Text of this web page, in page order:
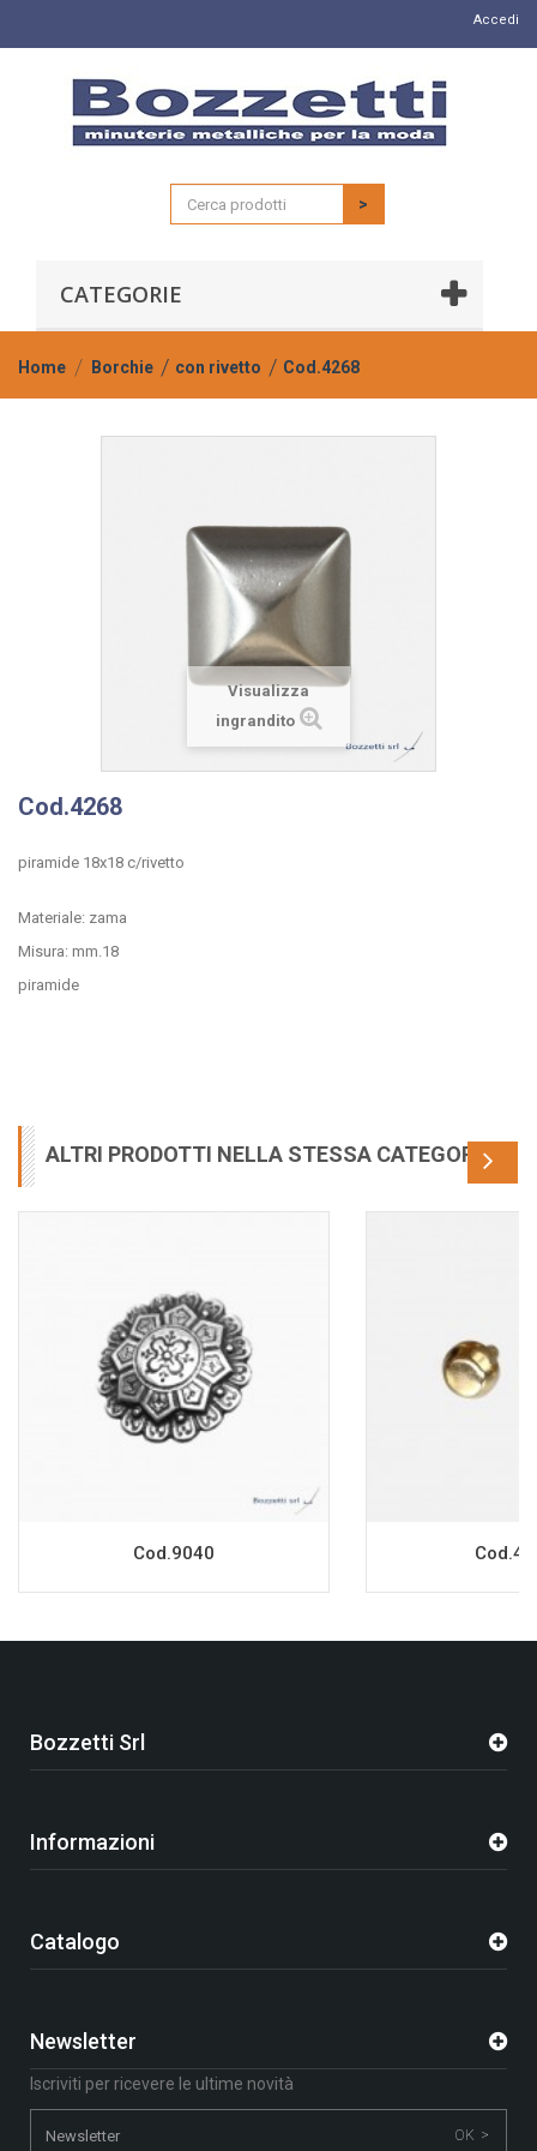
Accedi
>
CATEGORIE
Home Borchie con rivetto Cod.4268
Visualizza
ingrandito
Cod.4268
piramide 18x18 c/rivetto
Materiale: zama
Misura: mm.18
piramide
ALTRI PRODOTTI NELLA STESSA CATEGORIA
Cod.9040
Bozzetti Srl
Informazioni
Catalogo
Newsletter
Iscriviti per ricevere le ultime novità
OK >